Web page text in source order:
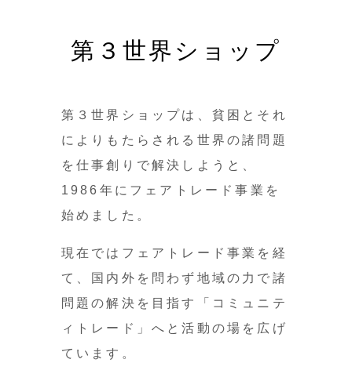
第３世界ショップ
第３世界ショップは、貧困とそれ
によりもたらされる世界の諸問題
を仕事創りで解決しようと、
1986年にフェアトレード事業を
始めました。
現在ではフェアトレード事業を経
て、国内外を問わず地域の力で諸
問題の解決を目指す「コミュニテ
ィトレード」へと活動の場を広げ
ています。